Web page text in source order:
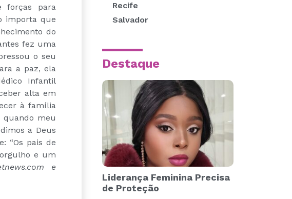
forças para
importa que
do
fez uma
o seu
a paz, ela
Infantil
alta em
à família
quando meu
a Deus
“Os pais de
e um
e
Recife
Salvador
Destaque
Liderança Feminina Precisa
de Proteção